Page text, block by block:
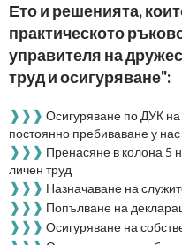
Ето и решенията,
практическото
управителя на
труд и осигуряване":
❱❱❱ Осигуряване по ДУК
постоянно пребиваване у нас
❱❱❱ Пренасяне в колона 5
личен труд
❱❱❱ Назначаване на
❱❱❱ Попълване на
❱❱❱ Осигуряване на